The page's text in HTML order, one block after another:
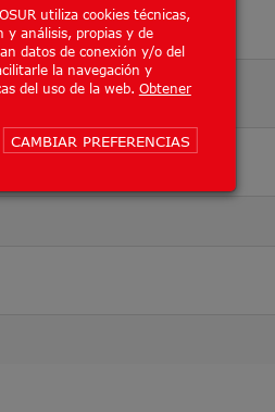
utiliza cookies técnicas,
y análisis, propias y de
datos de conexión y/o del
la navegación y
del uso de la web. Obtener
CAMBIAR PREFERENCIAS